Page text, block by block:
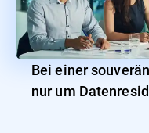
Bei einer
nur um